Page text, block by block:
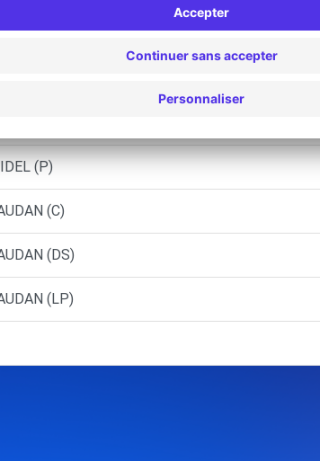
SUR-BELON (C)
(P)
(C)
(DS)
(LP)